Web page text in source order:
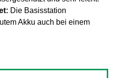
Die Basisstation
Akku auch bei einem